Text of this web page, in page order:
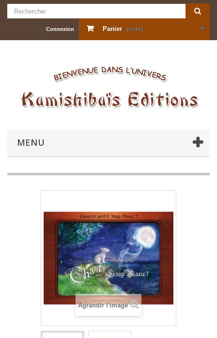
Panier (vide)
Connexion
MENU
Agrandir l'image